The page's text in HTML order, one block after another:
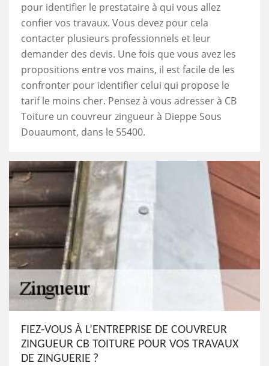
pour identifier le prestataire à qui vous allez
confier vos travaux. Vous devez pour cela
contacter plusieurs professionnels et leur
demander des devis. Une fois que vous avez les
propositions entre vos mains, il est facile de les
confronter pour identifier celui qui propose le
tarif le moins cher. Pensez à vous adresser à CB
Toiture un couvreur zingueur à Dieppe Sous
Douaumont, dans le 55400.
FIEZ-VOUS À L’ENTREPRISE DE COUVREUR
ZINGUEUR CB TOITURE POUR VOS TRAVAUX
DE ZINGUERIE ?